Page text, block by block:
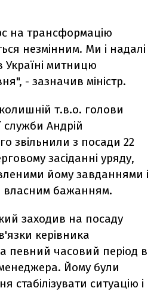
на трансформацію
незмінним. Ми і надалі
Україні митницю
- зазначив міністр.
т.в.о. голови
Андрій
звільнили з посади 22
засіданні уряду,
йому завданнями і
власним бажанням.
заходив на посаду
керівника
певний часовий період в
Йому були
стабілізувати ситуацію і